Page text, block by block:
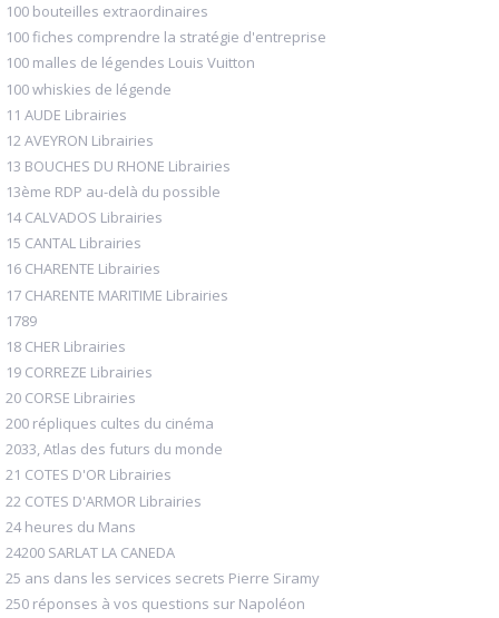
100 bouteilles extraordinaires
100 fiches comprendre la stratégie d'entreprise
100 malles de légendes Louis Vuitton
100 whiskies de légende
11 AUDE Librairies
12 AVEYRON Librairies
13 BOUCHES DU RHONE Librairies
13ème RDP au-delà du possible
14 CALVADOS Librairies
15 CANTAL Librairies
16 CHARENTE Librairies
17 CHARENTE MARITIME Librairies
1789
18 CHER Librairies
19 CORREZE Librairies
20 CORSE Librairies
200 répliques cultes du cinéma
2033, Atlas des futurs du monde
21 COTES D'OR Librairies
22 COTES D'ARMOR Librairies
24 heures du Mans
24200 SARLAT LA CANEDA
25 ans dans les services secrets Pierre Siramy
250 réponses à vos questions sur Napoléon